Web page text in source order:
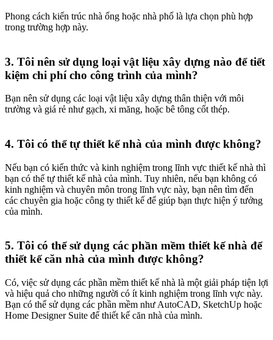
Phong cách kiến trúc nhà ống hoặc nhà phố là lựa chọn phù hợp
trong trường hợp này.
3. Tôi nên sử dụng loại vật liệu xây dựng nào để tiết
kiệm chi phí cho công trình của mình?​
Bạn nên sử dụng các loại vật liệu xây dựng thân thiện với môi
trường và giá rẻ như gạch, xi măng, hoặc bê tông cốt thép.
4. Tôi có thể tự thiết kế nhà của mình được không?​
Nếu bạn có kiến thức và kinh nghiệm trong lĩnh vực thiết kế nhà thì
bạn có thể tự thiết kế nhà của mình. Tuy nhiên, nếu bạn không có
kinh nghiệm và chuyên môn trong lĩnh vực này, bạn nên tìm đến
các chuyên gia hoặc công ty thiết kế để giúp bạn thực hiện ý tưởng
của mình.
5. Tôi có thể sử dụng các phần mềm thiết kế nhà để
thiết kế căn nhà của mình được không?​
Có, việc sử dụng các phần mềm thiết kế nhà là một giải pháp tiện lợi
và hiệu quả cho những người có ít kinh nghiệm trong lĩnh vực này.
Bạn có thể sử dụng các phần mềm như AutoCAD, SketchUp hoặc
Home Designer Suite để thiết kế căn nhà của mình.